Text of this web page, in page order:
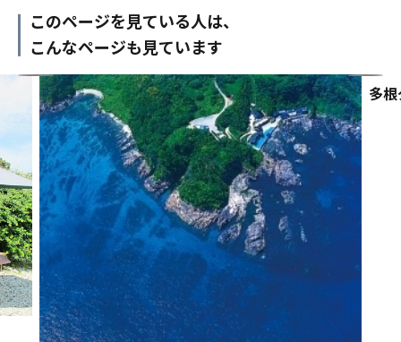
このページを見ている人は、
こんなページも見ています
多